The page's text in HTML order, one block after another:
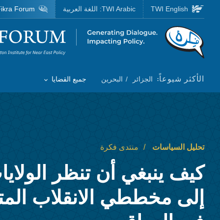
Skip to main content
Homepage
الأكثر شيوعاً: الجزائر البحرين
Toggle List of
جميع القضايا
TWI English
TWI Arabic: اللغة العربية Forum
تحليل السياسات منتدى فكرة
كيف ينبغي أن تنظر
إلى مخططي الانقلاب